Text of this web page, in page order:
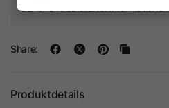
auf Ihre Kreditkarteninformationen.
Share:
Produktdetails